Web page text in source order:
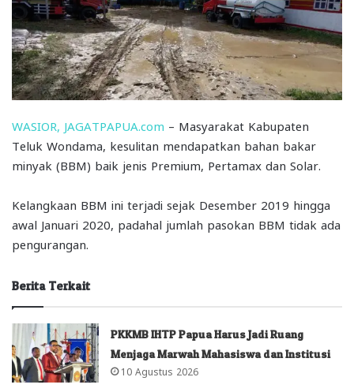
WASIOR, JAGATPAPUA.com – Masyarakat Kabupaten
Teluk Wondama, kesulitan mendapatkan bahan bakar
minyak (BBM) baik jenis Premium, Pertamax dan Solar.
Kelangkaan BBM ini terjadi sejak Desember 2019 hingga
awal Januari 2020, padahal jumlah pasokan BBM tidak ada
pengurangan.
Berita Terkait
PKKMB IHTP Papua Harus Jadi Ruang
Menjaga Marwah Mahasiswa dan Institusi
10 Agustus 2026